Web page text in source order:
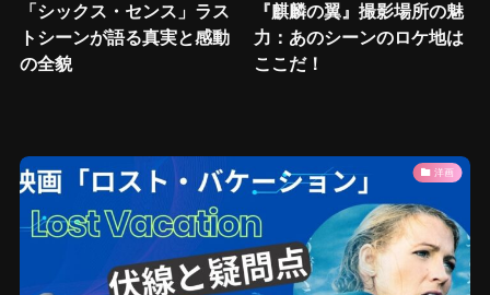
「シックス・センス」ラス
トシーンが語る真実と感動
の全貌
『麒麟の翼』撮影場所の魅
力：あのシーンのロケ地は
ここだ！
洋画